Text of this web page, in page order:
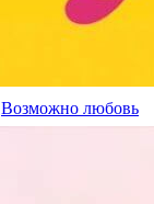
Возможно любовь